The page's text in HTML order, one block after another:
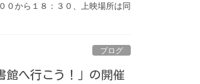
０から１８：３０、上映場所は同
ブログ
館へ行こう！」の開催